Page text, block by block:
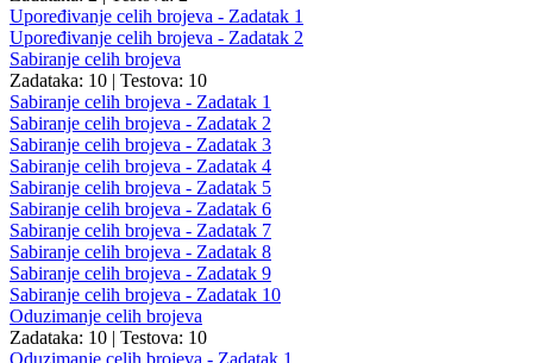
Upoređivanje celih brojeva - Zadatak 1
Upoređivanje celih brojeva - Zadatak 2
Sabiranje celih brojeva
Zadataka: 10 | Testova: 10
Sabiranje celih brojeva - Zadatak 1
Sabiranje celih brojeva - Zadatak 2
Sabiranje celih brojeva - Zadatak 3
Sabiranje celih brojeva - Zadatak 4
Sabiranje celih brojeva - Zadatak 5
Sabiranje celih brojeva - Zadatak 6
Sabiranje celih brojeva - Zadatak 7
Sabiranje celih brojeva - Zadatak 8
Sabiranje celih brojeva - Zadatak 9
Sabiranje celih brojeva - Zadatak 10
Oduzimanje celih brojeva
Zadataka: 10 | Testova: 10